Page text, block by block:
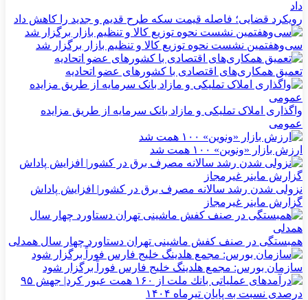
رویکرد قضایی؛ فاصله قیمت سکه طرح قدیم و جدید را کاهش داد
سی‌و‌هفتمین نشست نحوه توزیع کالا و تنظیم بازار برگزار شد
تعمیق همکاری‌های اقتصادی با کشورهای عضو اتحادیه
واگذاری املاک تملیکی و مازاد بانک سرمایه از طریق مزایده
عمومی
ارزش بازار «ونوین» ۱۰۰ همت شد
نزولی شدن رشد سالانه مصرف برق در کشور| افزایش پاداش
گزارش ماینر غیرمجاز
همبستگی در صنف کفش ماشینی تهران دستاورد چهار سال همدلی
سازمان بورس: مجمع هلدینگ خلیج فارس فوراً برگزار شود